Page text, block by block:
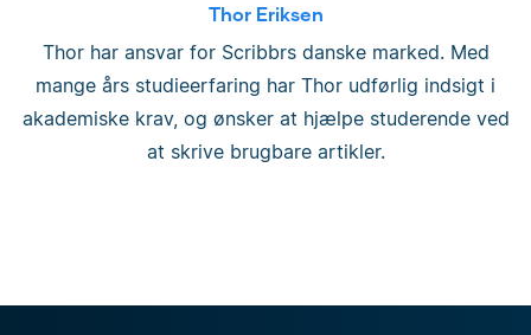
Thor Eriksen
Thor har ansvar for Scribbrs danske marked. Med
mange års studieerfaring har Thor udførlig indsigt i
akademiske krav, og ønsker at hjælpe studerende ved
at skrive brugbare artikler.